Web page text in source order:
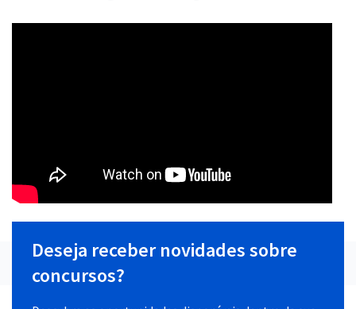
Deseja receber novidades sobre
concursos?